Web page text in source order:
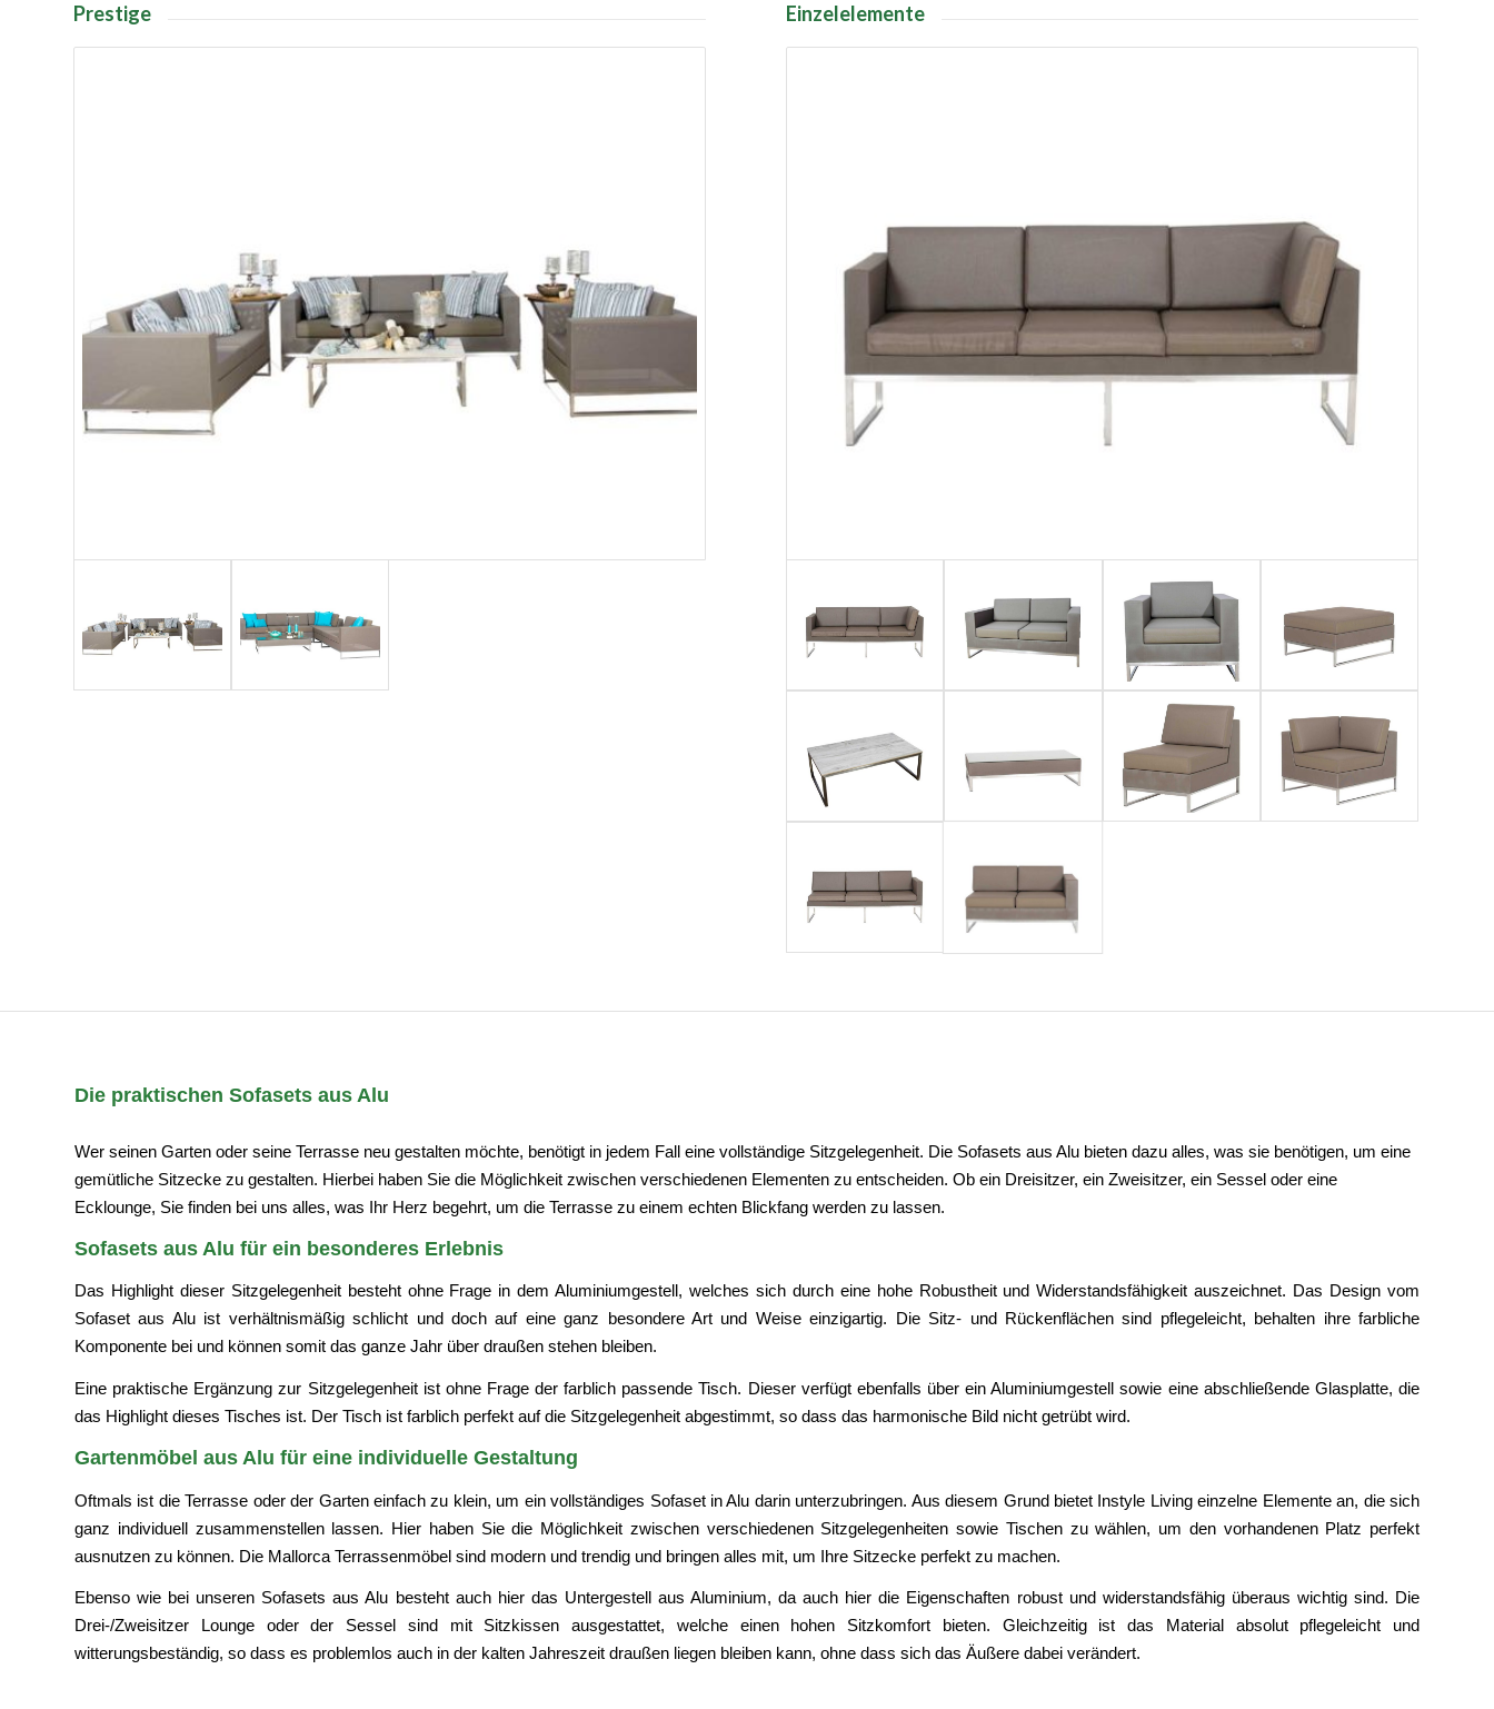
Prestige Einzelelemente
Die praktischen Sofasets aus Alu
Wer seinen Garten oder seine Terrasse neu gestalten möchte, benötigt in jedem Fall eine vollständige Sitzgelegenheit. Die Sofasets aus Alu bieten dazu alles, was sie benötigen, um eine
gemütliche Sitzecke zu gestalten. Hierbei haben Sie die Möglichkeit zwischen verschiedenen Elementen zu entscheiden. Ob ein Dreisitzer, ein Zweisitzer, ein Sessel oder eine
Ecklounge, Sie finden bei uns alles, was Ihr Herz begehrt, um die Terrasse zu einem echten Blickfang werden zu lassen.
Sofasets aus Alu für ein besonderes Erlebnis
Das Highlight dieser Sitzgelegenheit besteht ohne Frage in dem Aluminiumgestell, welches sich durch eine hohe Robustheit und Widerstandsfähigkeit auszeichnet. Das Design vom
Sofaset aus Alu ist verhältnismäßig schlicht und doch auf eine ganz besondere Art und Weise einzigartig. Die Sitz- und Rückenflächen sind pflegeleicht, behalten ihre farbliche
Komponente bei und können somit das ganze Jahr über draußen stehen bleiben.
Eine praktische Ergänzung zur Sitzgelegenheit ist ohne Frage der farblich passende Tisch. Dieser verfügt ebenfalls über ein Aluminiumgestell sowie eine abschließende Glasplatte, die
das Highlight dieses Tisches ist. Der Tisch ist farblich perfekt auf die Sitzgelegenheit abgestimmt, so dass das harmonische Bild nicht getrübt wird.
Gartenmöbel aus Alu für eine individuelle Gestaltung
Oftmals ist die Terrasse oder der Garten einfach zu klein, um ein vollständiges Sofaset in Alu darin unterzubringen. Aus diesem Grund bietet Instyle Living einzelne Elemente an, die sich
ganz individuell zusammenstellen lassen. Hier haben Sie die Möglichkeit zwischen verschiedenen Sitzgelegenheiten sowie Tischen zu wählen, um den vorhandenen Platz perfekt
ausnutzen zu können. Die Mallorca Terrassenmöbel sind modern und trendig und bringen alles mit, um Ihre Sitzecke perfekt zu machen.
Ebenso wie bei unseren Sofasets aus Alu besteht auch hier das Untergestell aus Aluminium, da auch hier die Eigenschaften robust und widerstandsfähig überaus wichtig sind. Die
Drei-/Zweisitzer Lounge oder der Sessel sind mit Sitzkissen ausgestattet, welche einen hohen Sitzkomfort bieten. Gleichzeitig ist das Material absolut pflegeleicht und
witterungsbeständig, so dass es problemlos auch in der kalten Jahreszeit draußen liegen bleiben kann, ohne dass sich das Äußere dabei verändert.